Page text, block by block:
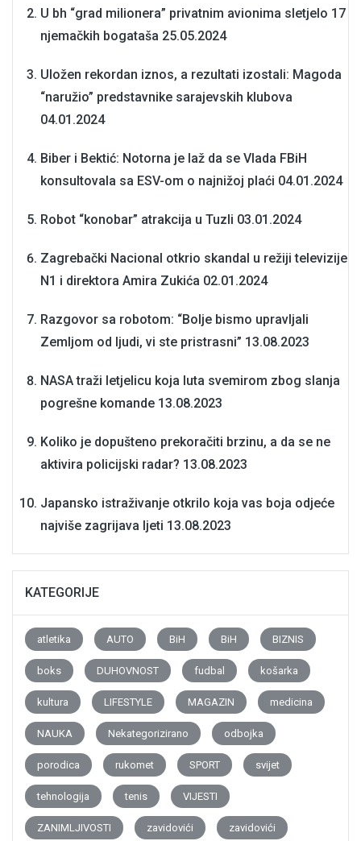
U bh “grad milionera” privatnim avionima sletjelo 17
njemačkih bogataša 25.05.2024
Uložen rekordan iznos, a rezultati izostali: Magoda
“naružio” predstavnike sarajevskih klubova
04.01.2024
Biber i Bektić: Notorna je laž da se Vlada FBiH
konsultovala sa ESV-om o najnižoj plaći 04.01.2024
Robot “konobar” atrakcija u Tuzli 03.01.2024
Zagrebački Nacional otkrio skandal u režiji televizije
N1 i direktora Amira Zukića 02.01.2024
Razgovor sa robotom: “Bolje bismo upravljali
Zemljom od ljudi, vi ste pristrasni” 13.08.2023
NASA traži letjelicu koja luta svemirom zbog slanja
pogrešne komande 13.08.2023
Koliko je dopušteno prekoračiti brzinu, a da se ne
aktivira policijski radar? 13.08.2023
Japansko istraživanje otkrilo koja vas boja odjeće
najviše zagrijava ljeti 13.08.2023
KATEGORIJE
atletika AUTO BiH BiH BIZNIS
boks DUHOVNOST fudbal košarka
kultura LIFESTYLE MAGAZIN medicina
NAUKA Nekategorizirano odbojka
porodica rukomet SPORT svijet
tehnologija tenis VIJESTI
ZANIMLJIVOSTI zavidovići zavidovići